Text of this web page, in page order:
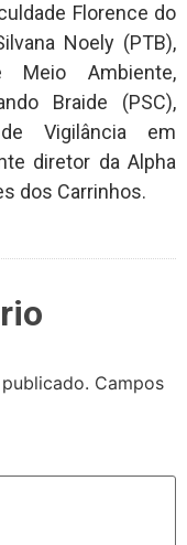
Florence do
Noely (PTB),
Meio Ambiente,
Braide (PSC),
Vigilância em
diretor da Alpha
dos Carrinhos.
Campos